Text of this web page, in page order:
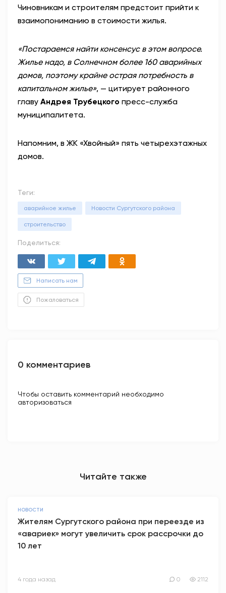
Чиновникам и строителям предстоит прийти к
взаимопониманию в стоимости жилья.
«Постараемся найти консенсус в этом вопросе.
Жилье надо, в Солнечном более 160 аварийных
домов, поэтому крайне острая потребность в
капитальном жилье», — цитирует районного
главу Андрея Трубецкого пресс-служба
муниципалитета.
Напомним, в ЖК «Хвойный» пять четырехэтажных
домов.
Теги:
аварийное жилье Новости Сургутского района
строительство
Поделиться:
Написать нам
Пожаловаться
0 комментариев
Чтобы оставить комментарий необходимо
авторизоваться
Читайте также
НОВОСТИ
Жителям Сургутского района при переезде из
«авариек» могут увеличить срок рассрочки до
10 лет
4 года назад 0 2112